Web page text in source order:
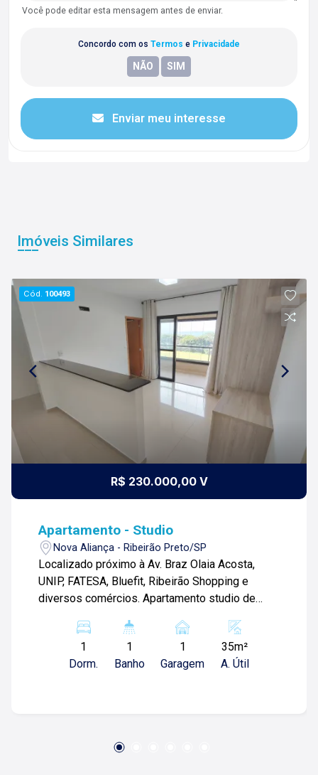
Você pode editar esta mensagem antes de enviar.
Concordo com os Termos e Privacidade
Enviar meu interesse
Imóveis Similares
Cód. 100493
R$ 230.000,00 V
Apartamento - Studio
Nova Aliança - Ribeirão Preto/SP
Localizado próximo à Av. Braz Olaia Acosta,
UNIP, FATESA, Bluefit, Ribeirão Shopping e
diversos comércios. Apartamento studio de
banheiro com box blindex; -Varanda gourmet
com fechamento em vidro; -Cozinha com
armários; -Área de serviço; -01 vaga de
com nossos clientes e proprietários!
1
Dorm.
1
Banho
1
Garagem
35m²
A. Útil